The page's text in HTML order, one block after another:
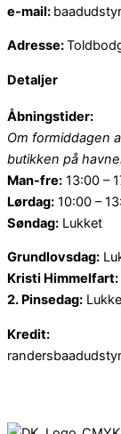
e-mail:
Adresse:
Detaljer
Åbningstider:
Om formiddagen
butikken på
Man-fre: 13:00 –
Lørdag: 10:00 –
Søndag: Lukket
Grundlovsdag:
Kristi Himmelfart:
2. Pinsedag:
Kredit: